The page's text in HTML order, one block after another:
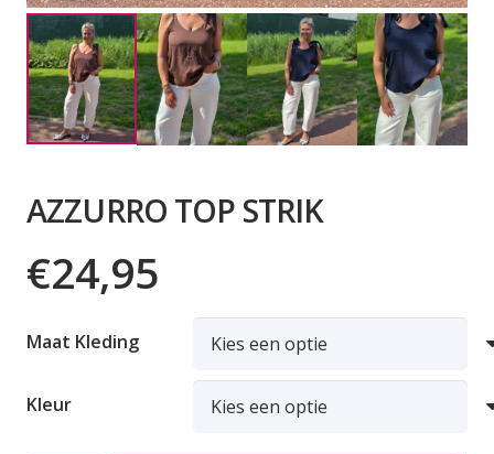
AZZURRO TOP STRIK
€24,95
Maat Kleding
Kleur